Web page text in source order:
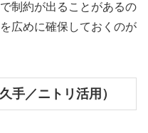
制約が出ることがあるの
広めに確保しておくのが
手／ニトリ活用）